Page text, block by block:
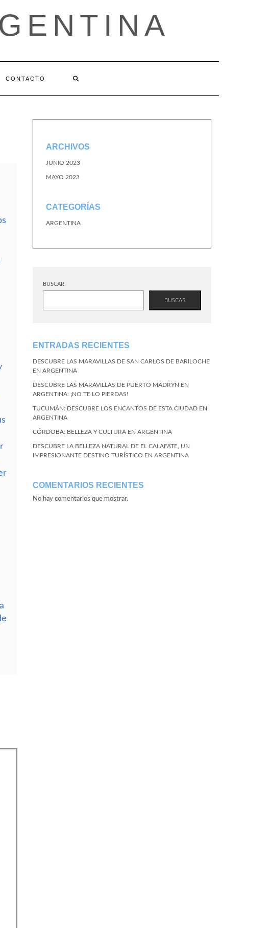
CONTACTO
ARCHIVOS
JUNIO 2023
MAYO 2023
CATEGORÍAS
ARGENTINA
BUSCAR
BUSCAR
ENTRADAS RECIENTES
DESCUBRE LAS MARAVILLAS DE SAN CARLOS DE BARILOCHE
EN ARGENTINA
DESCUBRE LAS MARAVILLAS DE PUERTO MADRYN EN
ARGENTINA: ¡NO TE LO PIERDAS!
TUCUMÁN: DESCUBRE LOS ENCANTOS DE ESTA CIUDAD EN
ARGENTINA
CÓRDOBA: BELLEZA Y CULTURA EN ARGENTINA
DESCUBRE LA BELLEZA NATURAL DE EL CALAFATE, UN
IMPRESIONANTE DESTINO TURÍSTICO EN ARGENTINA
COMENTARIOS RECIENTES
No hay comentarios que mostrar.